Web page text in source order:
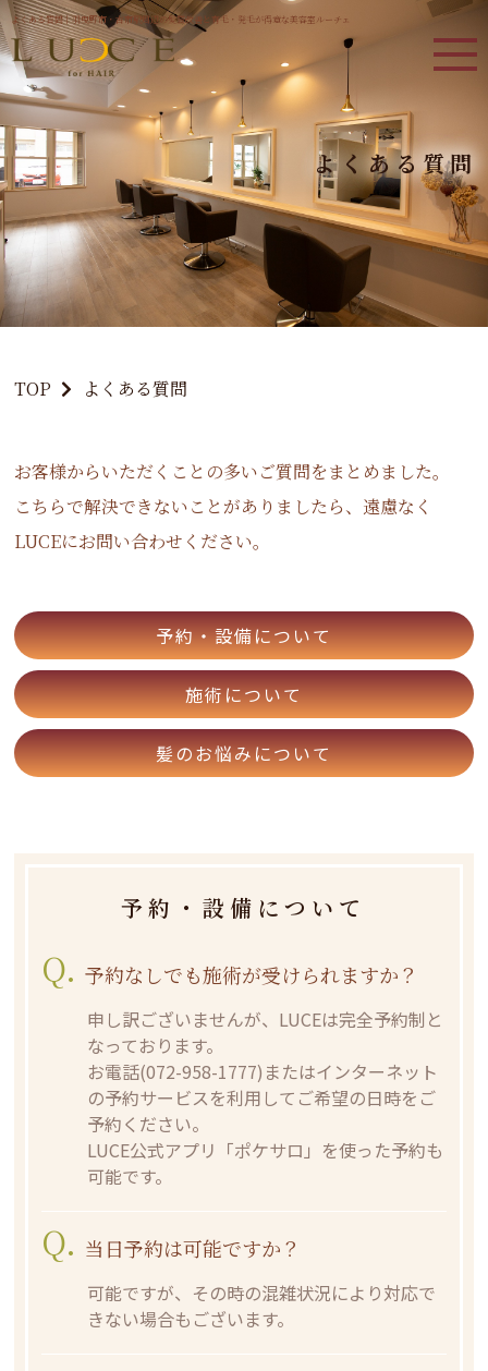
よくある質問｜羽曳野市・古市駅周辺の髪質改善と育毛・発毛が得意な美容室ルーチェ
よくある質問
TOP よくある質問
お客様からいただくことの多いご質問をまとめました。
こちらで解決できないことがありましたら、遠慮なく
LUCEにお問い合わせください。
予約・設備について
施術について
髪のお悩みについて
予約・設備について
Q. 予約なしでも施術が受けられますか？
申し訳ございませんが、LUCEは完全予約制と
なっております。
お電話(072-958-1777)またはインターネット
の予約サービスを利用してご希望の日時をご
予約ください。
LUCE公式アプリ「ポケサロ」を使った予約も
可能です。
Q. 当日予約は可能ですか？
可能ですが、その時の混雑状況により対応で
きない場合もございます。